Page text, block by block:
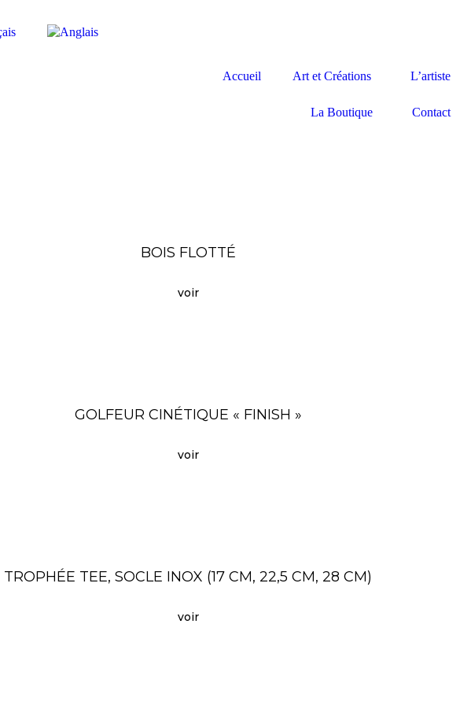
Accueil Art et Créations L’artiste
La Boutique Contact
BOIS FLOTTÉ
voir
GOLFEUR CINÉTIQUE « FINISH »
voir
TROPHÉE TEE, SOCLE INOX (17 CM, 22,5 CM, 28 CM)
voir